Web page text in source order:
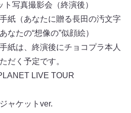
ト写真撮影会（終演後）
紙（あなたに贈る長田の汚文字
なたの“想像の”似顔絵）
紙は、終演後にチョコプラ本人
だく予定です。
LIVE TOUR
ャケットver.